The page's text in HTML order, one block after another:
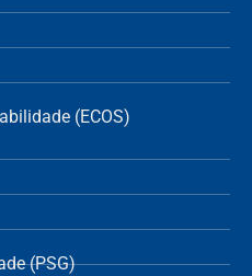
(ECOS)
(PSG)